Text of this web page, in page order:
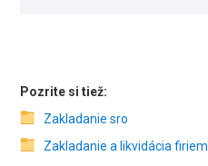
Pozrite si tiež:
Zakladanie sro
Zakladanie a likvidácia firiem